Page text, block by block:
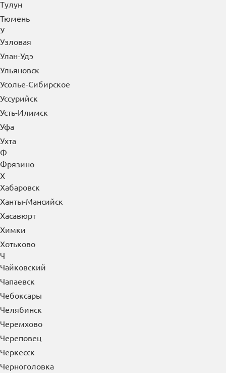
Тулун
Тюмень
У
Узловая
Улан-Удэ
Ульяновск
Усолье-Сибирское
Уссурийск
Усть-Илимск
Уфа
Ухта
Ф
Фрязино
Х
Хабаровск
Ханты-Мансийск
Хасавюрт
Химки
Хотьково
Ч
Чайковский
Чапаевск
Чебоксары
Челябинск
Черемхово
Череповец
Черкесск
Черноголовка